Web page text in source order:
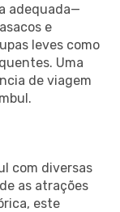
adequada—
e
leves como
Uma
de viagem
com diversas
as atrações
este